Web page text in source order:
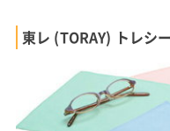
東レ (TORAY) トレシ